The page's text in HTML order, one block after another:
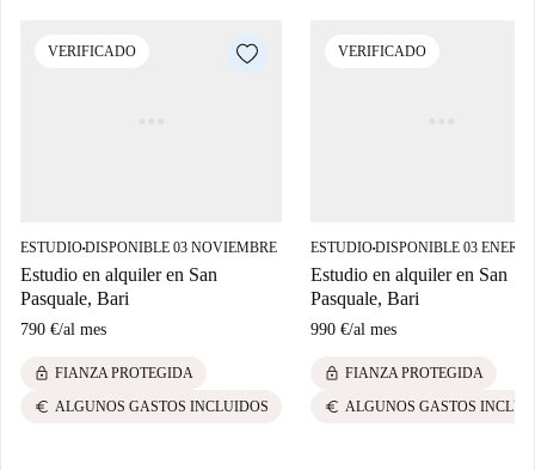
VERIFICADO
ESTUDIO■DISPONIBLE 03 NOVIEMBRE
Estudio en alquiler en San
Pasquale, Bari
790 €/al mes
lock FIANZA PROTEGIDA
euro ALGUNOS GASTOS INCLUIDOS
VERIFICADO
ESTUDIO■DISPONIBLE 03 ENERO
Estudio en alquiler en San
Pasquale, Bari
990 €/al mes
lock FIANZA PROTEGIDA
euro ALGUNOS GASTOS